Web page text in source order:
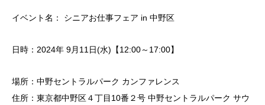
イベント名： シニアお仕事フェア in 中野区
日時：2024年 9月11日(水)【12:00～17:00】
場所：中野セントラルパーク カンファレンス
住所：東京都中野区４丁目10番２号 中野セントラルパーク サウ